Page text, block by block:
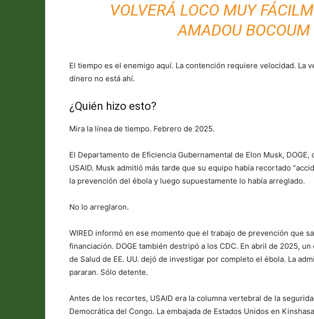
VOLVERÁ LOCO MUY
AMADOU BOCOUM
El tiempo es el enemigo aquí. La contención requiere velocidad. La
dinero no está ahí.
¿Quién hizo esto?
Mira la línea de tiempo. Febrero de 2025.
El Departamento de Eficiencia Gubernamental de Elon Musk,
USAID. Musk admitió más tarde que su equipo había recortado
la prevención del ébola y luego supuestamente lo había arreglado.
No lo arreglaron.
WIRED informó en ese momento que el trabajo de prevención que
financiación. DOGE también destripó a los CDC. En abril de 2025,
de Salud de EE. UU. dejó de investigar por completo el ébola. La
pararan. Sólo detente.
Antes de los recortes, USAID era la columna vertebral de la
Democrática del Congo. La embajada de Estados Unidos en